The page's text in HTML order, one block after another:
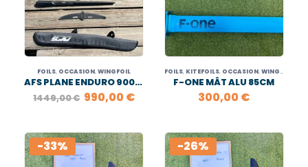
FOILS, OCCASION,WINGFOIL
AFS PLANE ENDURO 900 FOIL
1449,00€ LE
PRIX
1449,00 €.
990,00 €LE
990,00 €.
FOILS, KITEFOILS, OCCASION, WINGFOIL
F-ONE MÂT ALU 85CM
300,00 €
-33% -26%